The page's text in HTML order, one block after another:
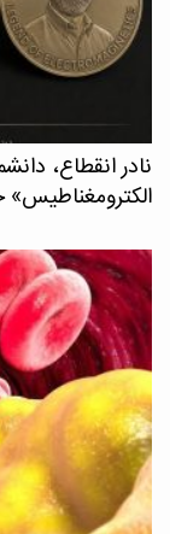
نادر انقطاع،
الکترومغناطیس»